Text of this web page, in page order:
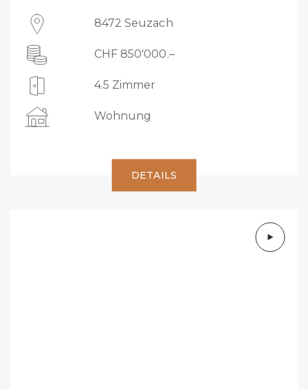
8472 Seuzach
CHF 850'000.–
4.5 Zimmer
Wohnung
DETAILS